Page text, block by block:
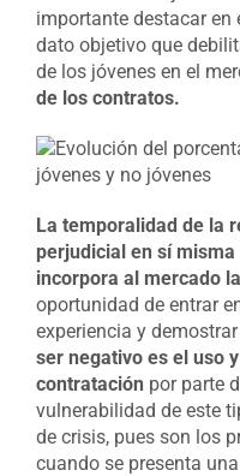
importante destacar en
dato objetivo que
de los jóvenes en el
de los contratos.
La temporalidad de la
perjudicial en sí
incorpora al mercado
oportunidad de entrar
experiencia y
ser negativo es el uso
contratación por parte
vulnerabilidad de este
de crisis, pues son los
cuando se presenta